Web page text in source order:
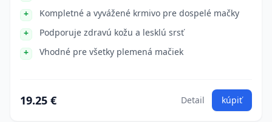
Kompletné a vyvážené krmivo pre dospelé mačky
Podporuje zdravú kožu a lesklú srsť
Vhodné pre všetky plemená mačiek
19.25 € Detail kúpiť